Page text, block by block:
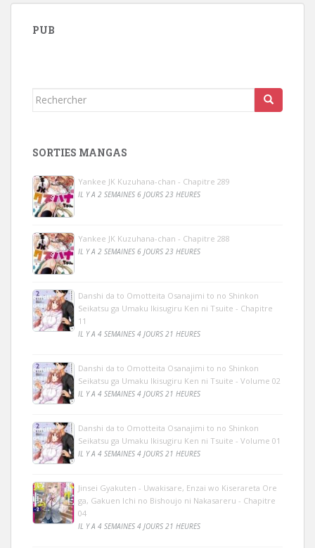
PUB
Rechercher...
SORTIES MANGAS
Yankee JK Kuzuhana-chan - Chapitre 289
IL Y A 2 SEMAINES 6 JOURS 23 HEURES
Yankee JK Kuzuhana-chan - Chapitre 288
IL Y A 2 SEMAINES 6 JOURS 23 HEURES
Danshi da to Omotteita Osanajimi to no Shinkon
Seikatsu ga Umaku Ikisugiru Ken ni Tsuite - Chapitre
11
IL Y A 4 SEMAINES 4 JOURS 21 HEURES
Danshi da to Omotteita Osanajimi to no Shinkon
Seikatsu ga Umaku Ikisugiru Ken ni Tsuite - Volume 02
IL Y A 4 SEMAINES 4 JOURS 21 HEURES
Danshi da to Omotteita Osanajimi to no Shinkon
Seikatsu ga Umaku Ikisugiru Ken ni Tsuite - Volume 01
IL Y A 4 SEMAINES 4 JOURS 21 HEURES
Jinsei Gyakuten - Uwakisare, Enzai wo Kiserareta Ore
ga, Gakuen Ichi no Bishoujo ni Nakasareru - Chapitre
04
IL Y A 4 SEMAINES 4 JOURS 21 HEURES